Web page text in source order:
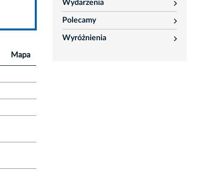
Mapa
Wydarzenia
rozwiń
Polecamy
rozwiń
Wyróżnienia
rozwiń